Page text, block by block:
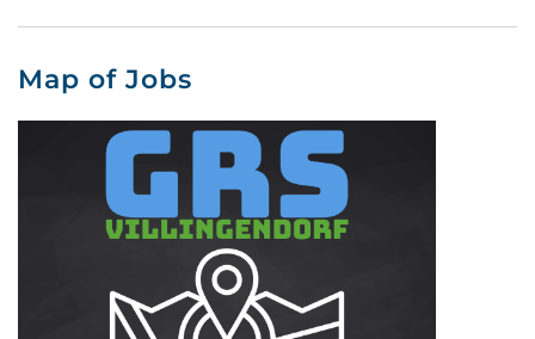
Map of Jobs